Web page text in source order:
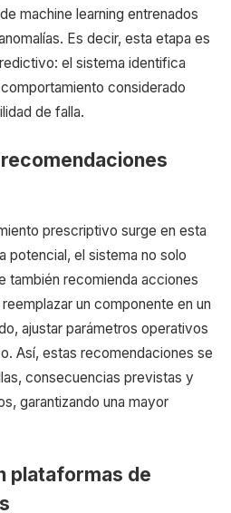
machine learning entrenados
Es decir, esta etapa es
el sistema identifica
considerado
de falla.
prescriptivo surge en esta
potencial, el sistema no solo
también recomienda acciones
un componente en un
ajustar parámetros operativos
Así, estas recomendaciones se
consecuencias previstas y
garantizando una mayor
plataformas de